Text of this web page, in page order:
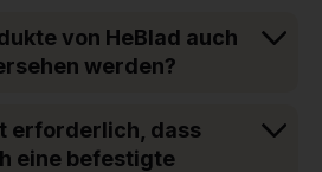
von HeBlad auch
werden?
erforderlich, dass
eine befestigte